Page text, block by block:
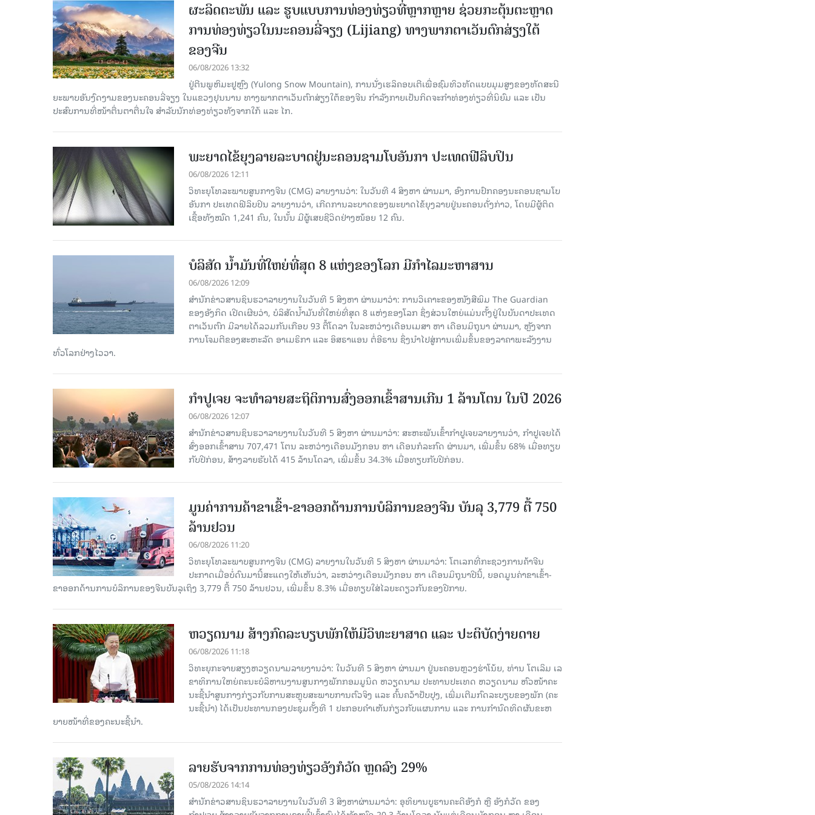
ຜະລິດຕະພັນ ແລະ ຮູບແບບການທ່ອງທ່ຽວທີ່ຫຼາກຫຼາຍ ຊ່ວຍກະຕຸ້ນຕະຫຼາດ
ການທ່ອງທ່ຽວໃນນະຄອນລີ່ຈຽງ (Lijiang) ທາງພາກຕາເວັນຕົກສ່ຽງໃຕ້
ຂອງຈີນ
06/08/2026 13:32
ຢູ່ຕີນພູຫິມະຢູຫຼົງ (Yulong Snow Mountain), ການນັ່ງເຮລິຄອບເຕີເພື່ອຊົມທິວທັດແບບມຸມສູງຂອງທັດສະນີ
ຍະພາບອັນງົດງາມຂອງນະຄອນລີ່ຈຽງ ໃນແຂວງຢຸນນານ ທາງພາກຕາເວັນຕົກສ່ຽງໃຕ້ຂອງຈີນ ກຳລັງກາຍເປັນກິດຈະກຳທ່ອງທ່ຽວທີ່ນິຍົມ ແລະ ເປັນ
ປະສົບການທີ່ໜ້າຕື່ນຕາຕື່ນໃຈ ສຳລັບນັກທ່ອງທ່ຽວທັງຈາກໃກ້ ແລະ ໄກ.
ພະຍາດໄຂ້ຍຸງລາຍລະບາດຢູ່ນະຄອນຊາມໂບ​ອັນກາ ປະເທດຟີລິບປິນ
06/08/2026 12:11
ວິທະຍຸໂທລະພາບສູນກາງຈີນ (CMG) ລາຍງານວ່າ: ໃນວັນທີ 4 ສິງ​ຫາ ຜ່ານມາ, ອົງການ​ປົກ​ຄອງນະຄອນຊາມໂບ​
ອັນກາ ປະເທດຟີລິບປິນ ລາຍ​ງານວ່າ, ເກີດ​ການລະບາດ​ຂອງພະຍາດໄຂ້ຍຸງລາຍຢູ່ນະຄອນດັ່ງກ່າວ, ໂດຍມີຜູ້ຕິດ
ເຊື້ອ​ທັງ​ໝົດ 1,241 ຄົນ, ໃນນັ້ນ ມີຜູ້ເສຍຊີວິດຢ່າງໜ້ອຍ 12 ຄົນ.
ບໍລິສັດ ນ້ຳມັນທີ່ໃຫຍ່ທີ່ສຸດ 8 ແຫ່ງຂອງໂລກ ມີກຳໄລມະຫາສານ
06/08/2026 12:09
ສຳນັກຂ່າວສານຊິນຮວາລາຍງານໃນວັນທີ 5 ສິງຫາ ຜ່ານມາວ່າ: ການວິເຄາະຂອງໜັງສືພິມ The Guardian
ຂອງອັງກິດ ເປີດເຜີຍວ່າ, ບໍລິສັດນ້ຳມັນທີ່ໃຫຍ່ທີ່ສຸດ 8 ແຫ່ງຂອງໂລກ ຊຶ່ງສ່ວນໃຫຍ່ແມ່ນຕັ້ງຢູ່ໃນບັນດາປະເທດ
ຕາເວັນຕົກ ມີລາຍໄດ້ລວມກັນເກືອບ 93 ຕື້ໂດລາ ໃນລະຫວ່າງເດືອນເມສາ ຫາ ເດືອນມິຖຸນາ ຜ່ານມາ, ຫຼັງຈາກ
ການໂຈມຕີຂອງສະຫະລັດ ອາເມຣິກາ ແລະ ອິສຣາແອນ ຕໍ່ອີຣານ ຊຶ່ງນຳໄປສູ່ການເພີ່ມຂຶ້ນຂອງລາຄາພະລັງງານ
ທົ່ວໂລກຢ່າງໄວວາ.
ກຳປູເຈຍ ຈະທຳລາຍສະຖິຕິການສົ່ງອອກເຂົ້າສານເກີນ 1 ລ້ານໂຕນ ໃນປີ 2026
06/08/2026 12:07
ສຳນັກຂ່າວສານຊິນຮວາລາຍງານໃນວັນທີ 5 ສິງຫາ ຜ່ານມາວ່າ: ສະຫະພັນເຂົ້າກຳປູເຈຍລາຍງານວ່າ, ກໍາປູເຈຍໄດ້
ສົ່ງອອກເຂົ້າສານ 707,471 ໂຕນ ລະຫວ່າງເດືອນມັງກອນ ຫາ ເດືອນກໍລະກົດ ຜ່ານມາ, ເພີ່ມຂຶ້ນ 68% ເມື່ອທຽບ
ກັບປີກ່ອນ, ສ້າງລາຍຮັບໄດ້ 415 ລ້ານໂດລາ, ເພີ່ມຂຶ້ນ 34.3% ເມື່ອທຽບກັບປີກ່ອນ.
ມູນຄ່າການຄ້າຂາເຂົ້າ-ຂາອອກດ້ານການບໍລິການຂອງຈີນ ບັນລຸ 3,779 ຕື້ 750
ລ້ານຢວນ
06/08/2026 11:20
ວິທະຍຸໂທລະພາບສູນກາງຈີນ (CMG) ລາຍງານໃນວັນທີ 5 ສິງຫາ ຜ່ານມາວ່າ: ໂຕເລກທີ່ກະຊວງການຄ້າຈີນ
ປະກາດເມື່ອບໍ່ດົນມານີ້ສະແດງໃຫ້ເຫັນວ່າ, ລະຫວ່າງເດືອນມັງກອນ ຫາ ເດືອນມິຖຸນາປີນີ້, ຍອດມູນຄ່າຂາເຂົ້າ-
ຂາອອກດ້ານການບໍລິການຂອງຈີນບັນລຸເຖິງ 3,779 ຕື້ 750 ລ້ານຢວນ, ເພີ່ມຂຶ້ນ 8.3% ເມື່ອທຽບໃສ່ໄລຍະດຽວກັນຂອງປີກາຍ.
ຫວຽດນາມ ສ້າງກົດລະບຽບພັກໃຫ້ມີວິທະຍາສາດ ແລະ ປະຕິບັດງ່າຍດາຍ
06/08/2026 11:18
ວິທະຍຸກະຈາຍສຽງຫວຽດນາມລາຍງານວ່າ: ໃນ​ວັນ​ທີ 5 ສິງ​ຫາ ຜ່ານມາ ຢູ່ນະຄອນຫຼວງຮ່າ​ໂນ້ຍ, ທ່ານ ໂຕ​ເລິມ ເລ​
ຂາ​ທິ​ການ​ໃຫຍ່​ຄະ​ນະ​ບໍ​ລິ​ຫານ​ງານ​ສູນ​ກາງ​ພັກ​ກອມ​ມູ​ນິດ ຫວຽດ​ນາມ ປະ​ທານ​ປະ​ເທດ ຫວຽດ​ນາມ ຫົວ​ໜ້າ​ຄະ​
ນະ​ຊີ້​ນຳ​ສູນ​ກາງ​ກ່ຽວ​ກັບ​ການ​ສະ​ຫຼຸບ​ສະ​ພ​າບ​ການ​ຕົວ​ຈິງ ແລະ ຄົ້ນ​ຄວ້າ​ປັບ​ປຸງ, ເພີ່ມ​ເຕີມ​ກົດ​ລະ​ບຽບ​ຂອງ​ພັກ (ຄະ​
ນະ​ຊີ້​ນຳ) ໄດ້​ເປັນ​ປະ​ທານກອງ​ປະ​ຊຸມ​ຄັ້ງ​ທີ 1 ປະ​ກອບ​ຄຳ​ເຫັນ​ກ່ຽວ​ກັບ​ແຜນ​ການ ແລະ ການ​ກຳ​ນົດ​ທິດ​ຜັນ​ຂະ​ຫ
ຍາຍ​ໜ້າ​ທີ່​ຂອງ​ຄະ​ນະ​ຊີ້​ນຳ.
ລາຍຮັບຈາກການທ່ອງທ່ຽວອັງກໍວັດ ຫຼດລົງ 29%
05/08/2026 14:14
ສຳນັກຂ່າວສານຊິນຮວາລາຍງານໃນວັນທີ 3 ສິງຫາຜ່ານມາວ່າ: ອຸທິຍານບູຮານຄະດີອັງກໍ ຫຼື ອັງກໍວັດ ຂອງ